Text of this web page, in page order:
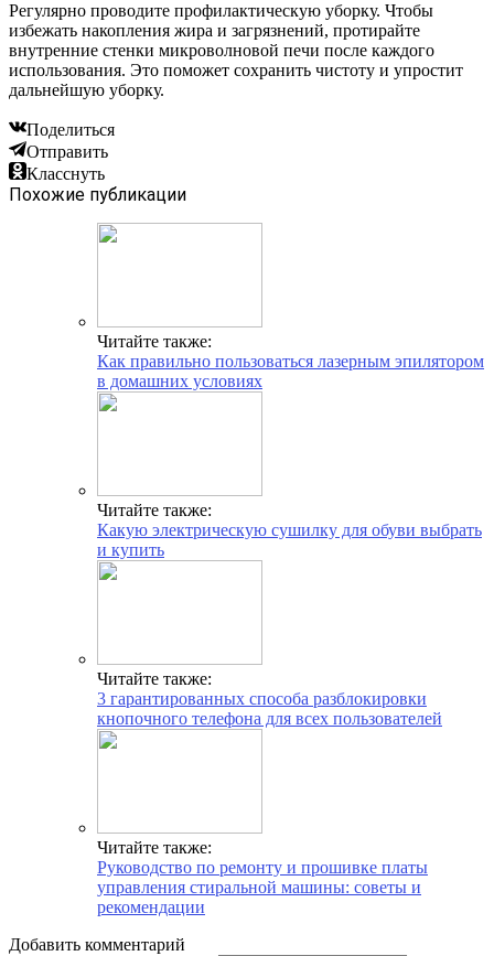
Регулярно проводите профилактическую уборку. Чтобы
избежать накопления жира и загрязнений, протирайте
внутренние стенки микроволновой печи после каждого
использования. Это поможет сохранить чистоту и упростит
дальнейшую уборку.
Поделиться
Отправить
Класснуть
Похожие публикации
Читайте также:
Как правильно пользоваться лазерным эпилятором
в домашних условиях
Читайте также:
Какую электрическую сушилку для обуви выбрать
и купить
Читайте также:
3 гарантированных способа разблокировки
кнопочного телефона для всех пользователей
Читайте также:
Руководство по ремонту и прошивке платы
управления стиральной машины: советы и
рекомендации
Добавить комментарий